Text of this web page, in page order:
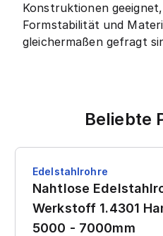
Konstruktionen
Formstabilität und
gleichermaßen gefragt
Beliebte
Edelstahlrohre
Nahtlose
Werkstoff 1.4301
5000 - 7000mm